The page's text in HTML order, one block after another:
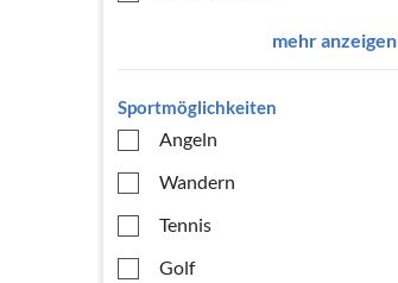
mehr anzeigen
Sportmöglichkeiten
Angeln
Wandern
Tennis
Golf